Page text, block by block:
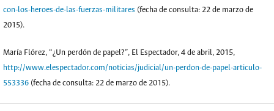
con-los-heroes-de-las-fuerzas-militares (fecha de consulta: 22 de marzo de
2015).
María Flórez, “¿Un perdón de papel?”, El Espectador, 4 de abril, 2015,
http://www.elespectador.com/noticias/judicial/un-perdon-de-papel-articulo-
553336 (fecha de consulta: 22 de marzo de 2015).